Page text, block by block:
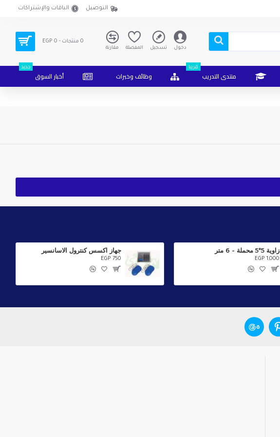
التوصيل الباقات والإشتراكات
دخول تسجيل المفضلة مقارنة
0 منتجات - EGP 0
منتدى التدريب
قريبا
وظائف وخبرات أخبار السوق
جديد
زاوية 5*5 محملة - 6 متر
EGP 1,000
جهاز اكسس كنترول الاسانسير
EGP 750